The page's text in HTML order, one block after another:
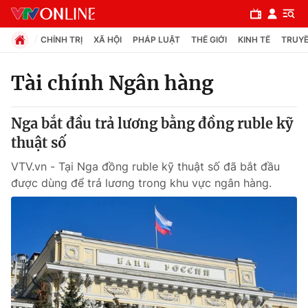
Chuyên mục
Chính trị
Xã hội
Y tế
Thế giới
CHÍNH TRỊ XÃ HỘI PHÁP LUẬT THẾ GIỚI KINH TẾ
Tài chính Ngân hàng
Nga bắt đầu trả lương bằng đồng ruble kỹ
thuật số
VTV.vn - Tại Nga đồng ruble kỹ thuật số đã bắt đầu
được dùng để trả lương trong khu vực ngân hàng.